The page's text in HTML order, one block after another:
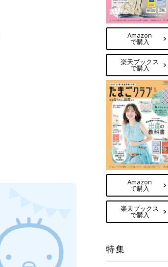
Amazon
で購入
楽天ブックス
で購入
Amazon
で購入
楽天ブックス
で購入
特集